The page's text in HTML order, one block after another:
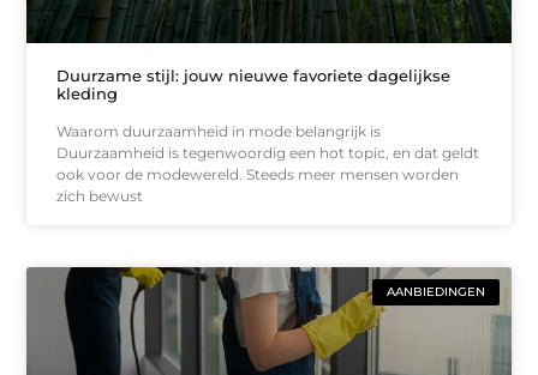
Duurzame stijl: jouw nieuwe favoriete dagelijkse
kleding
Waarom duurzaamheid in mode belangrijk is
Duurzaamheid is tegenwoordig een hot topic, en dat geldt
ook voor de modewereld. Steeds meer mensen worden
zich bewust
AANBIEDINGEN